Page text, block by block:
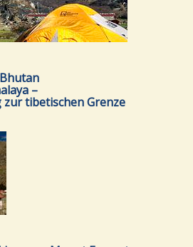
–
tibetischen Grenze